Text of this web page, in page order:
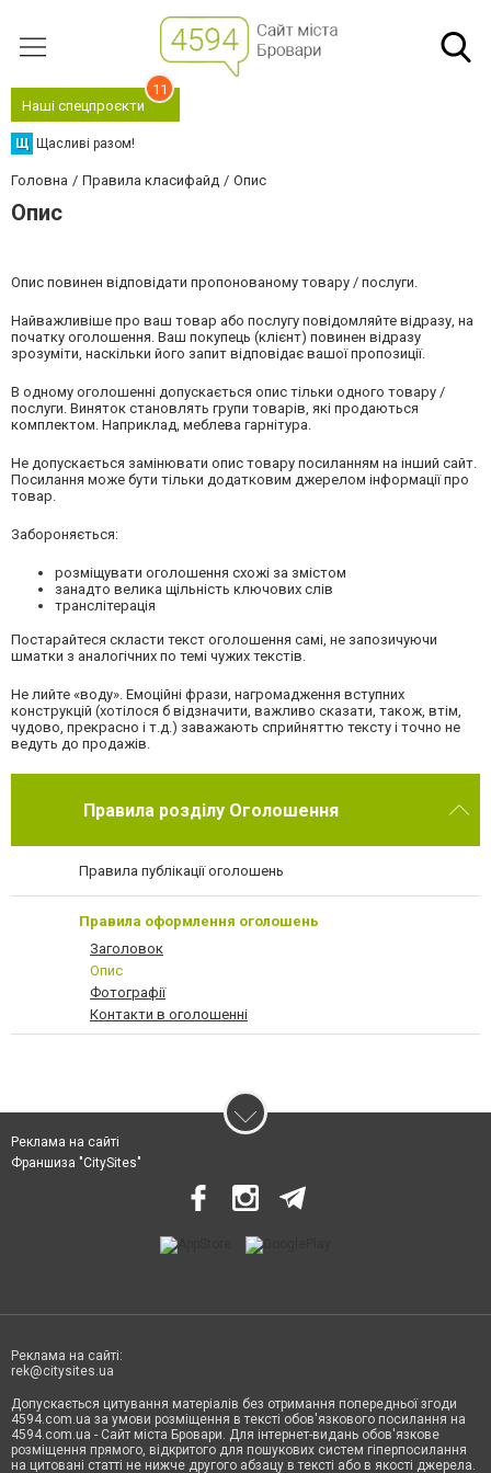
Наші спецпроєкти
11
Щ Щасливі разом!
Головна Правила класифайд Опис
Опис
Опис повинен відповідати пропонованому товару / послуги.
Найважливіше про ваш товар або послугу повідомляйте відразу, на
початку оголошення. Ваш покупець (клієнт) повинен відразу
зрозуміти, наскільки його запит відповідає вашої пропозиції.
В одному оголошенні допускається опис тільки одного товару /
послуги. Виняток становлять групи товарів, які продаються
комплектом. Наприклад, меблева гарнітура.
Не допускається замінювати опис товару посиланням на інший сайт.
Посилання може бути тільки додатковим джерелом інформації про
товар.
Забороняється:
розміщувати оголошення схожі за змістом
занадто велика щільність ключових слів
транслітерація
Постарайтеся скласти текст оголошення самі, не запозичуючи
шматки з аналогічних по темі чужих текстів.
Не лийте «воду». Емоційні фрази, нагромадження вступних
конструкцій (хотілося б відзначити, важливо сказати, також, втім,
чудово, прекрасно і т.д.) заважають сприйняттю тексту і точно не
ведуть до продажів.
Правила розділу Оголошення
Правила публікації оголошень
Правила оформлення оголошень
Заголовок
Опис
Фотографії
Контакти в оголошенні
Реклама на сайті
Франшиза "CitySites"
Реклама на сайті:
rek@citysites.ua
Допускається цитування матеріалів без отримання попередньої згоди
4594.com.ua за умови розміщення в тексті обов'язкового посилання на
4594.com.ua - Сайт міста Бровари. Для інтернет-видань обов'язкове
розміщення прямого, відкритого для пошукових систем гіперпосилання
на цитовані статті не нижче другого абзацу в тексті або в якості джерела.